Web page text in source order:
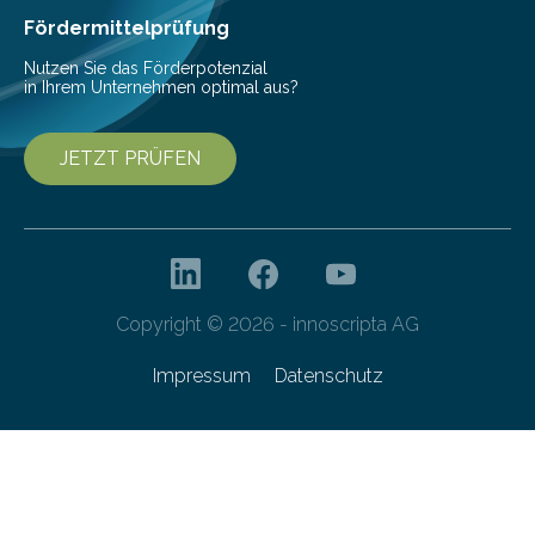
Fördermittelprüfung
Nutzen Sie das Förderpotenzial
in Ihrem Unternehmen optimal aus?
JETZT PRÜFEN
Copyright © 2026 - innoscripta AG
Impressum Datenschutz